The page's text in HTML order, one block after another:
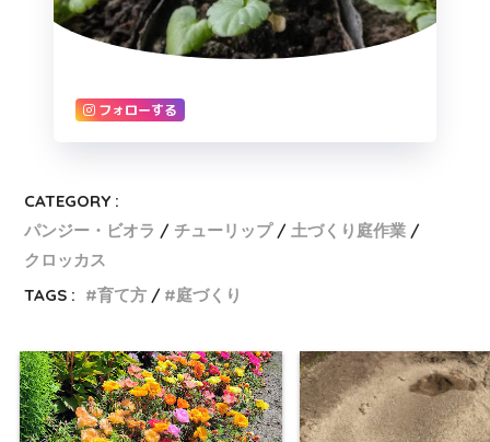
フォローする
CATEGORY :
パンジー・ビオラ
チューリップ
土づくり庭作業
クロッカス
TAGS :
育て方 庭づくり